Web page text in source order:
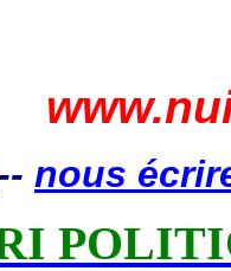
-- nous